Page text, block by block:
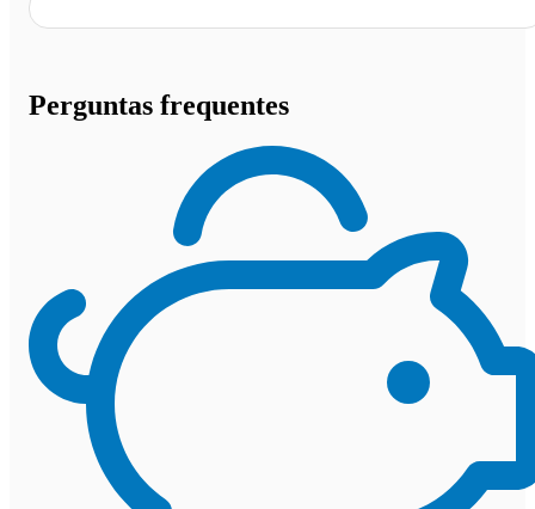
Perguntas frequentes